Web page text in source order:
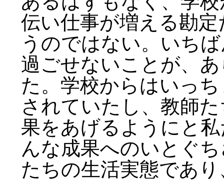
伝い仕事が増える勘
うのではない。いち
過ごせないことが、
た。学校からはいっ
されていたし、教師
果をあげるようにと
んな成果へのいとぐ
たちの生活実態であ